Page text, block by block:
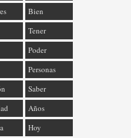
Bien
Tener
Poder
Personas
Saber
Años
Hoy